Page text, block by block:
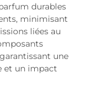
durables
minimisant
liées au
une
et un impact